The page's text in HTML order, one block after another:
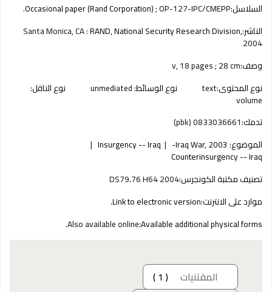
السلاسل:
Occasional paper (Rand Corporation); OP-127-IPC/CMEPP.
الناشر:
Santa Monica, CA :RAND, National Security Research Division,
2004
وصف:v, 18 pages ; 28 cm
نوع المحتوى:text نوع الوسائط:unmediated نوع الناقل:
volume
تدمك:0833036661 (pbk)
الموضوع:Iraq War, 2003-
Insurgency -- Iraq
Counterinsurgency -- Iraq
تصنيف مكتبة الكونجرس:DS79.76 H64 2004
موارد على الانترنت:Link to electronic version.
Available additional physical forms:
Also available online.
المقتنيات
( 1 )